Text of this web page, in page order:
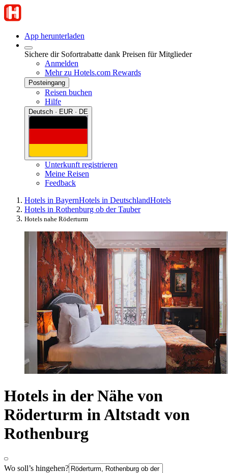
App herunterladen
Sichere dir Sofortrabatte dank Preisen für Mitglieder
Anmelden
Mehr zu Hotels.com Rewards
Posteingang
Reisen buchen
Hilfe
Deutsch · EUR · DE
Unterkunft registrieren
Meine Reisen
Feedback
Hotels in BayernHotels in DeutschlandHotels
Hotels in Rothenburg ob der Tauber
Hotels nahe Röderturm
Hotels in der Nähe von
Röderturm in Altstadt von
Rothenburg
Wo soll’s hingehen?